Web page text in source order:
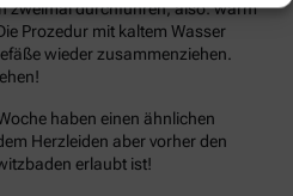
zweimal durchführen, also: warm
Prozedur mit kaltem Wasser
wieder zusammenziehen.
haben einen ähnlichen
Herzleiden aber vorher den
erlaubt ist!